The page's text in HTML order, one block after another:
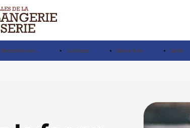
Rencontre avec… Juridique Savoir-faire Santé